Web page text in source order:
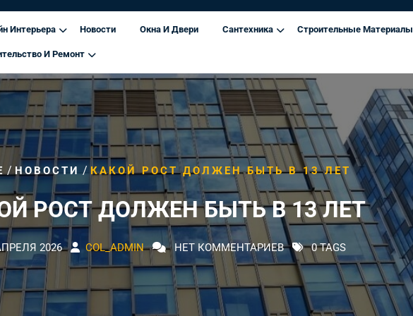
Интерьера Новости Окна И Двери Сантехника Строительные Материалы
И Ремонт
/ НОВОСТИ / КАКОЙ РОСТ ДОЛЖЕН БЫТЬ В 13 ЛЕТ
РОСТ ДОЛЖЕН БЫТЬ В 13 ЛЕТ
2026 COL_ADMIN НЕТ КОММЕНТАРИЕВ 0 TAGS